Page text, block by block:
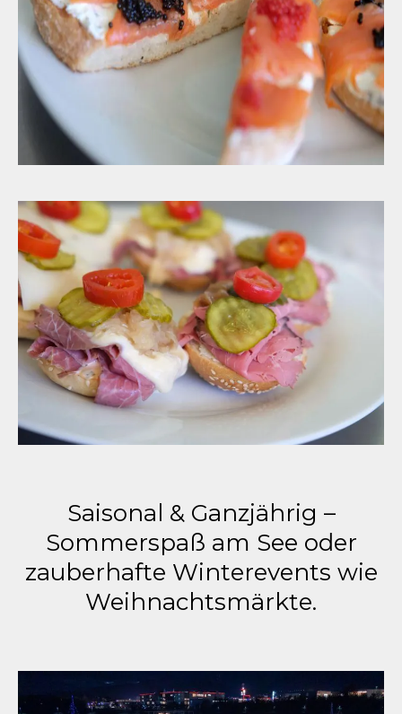
Saisonal & Ganzjährig –
Sommerspaß am See oder
zauberhafte Winterevents wie
Weihnachtsmärkte.